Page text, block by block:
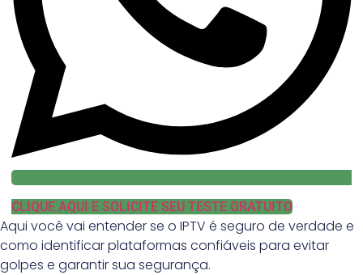
CLIQUE AQUI E SOLICITE SEU TESTE GRATUITO
Aqui você vai entender se o IPTV é seguro de verdade e
como identificar plataformas confiáveis para evitar
golpes e garantir sua segurança.